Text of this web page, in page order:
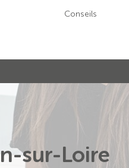
Conseils
sur-Loire